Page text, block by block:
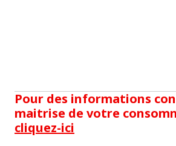
Pour des informations
maitrise de votre
cliquez-ici